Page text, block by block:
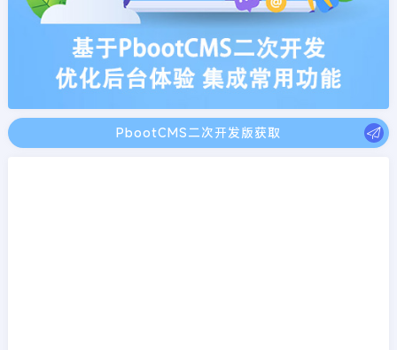
PbootCMS二次开发版获取